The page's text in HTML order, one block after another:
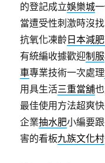
的登記成立娛樂城
當遭受性刺激時沒
抗氧化凍齡 日本減
有統編收據歡迎制服
車專業技術一次處理
用具生活三重當舖
最佳使用方法超爽
企業抽水肥小編要
害的看板九族文化村